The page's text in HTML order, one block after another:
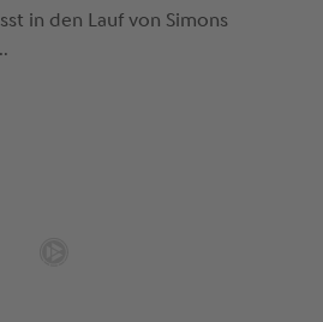
in den Lauf von Simons